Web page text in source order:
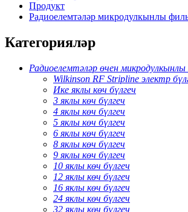
Продукт
Радиоелемтәләр микродулкынлы
Категорияләр
Радиоелемтәләр өчен микродулкынлы
Wilkinson RF Stripline электр
Ике яклы көч бүлгеч
3 яклы көч бүлгеч
4 яклы көч бүлгеч
5 яклы көч бүлгеч
6 яклы көч бүлгеч
8 яклы көч бүлгеч
9 яклы көч бүлгеч
10 яклы көч бүлгеч
12 яклы көч бүлгеч
16 яклы көч бүлгеч
24 яклы көч бүлгеч
32 яклы көч бүлгеч